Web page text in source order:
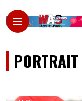
PORTRAIT